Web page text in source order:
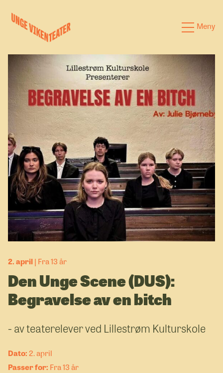
Meny
Forestillinger
Kalender
Satsinger
Om oss
2. april Fra 13 år
Den Unge Scene (DUS):
Begravelse av en bitch
- av teaterelever ved Lillestrøm Kulturskole
2. april
Fra 13 år